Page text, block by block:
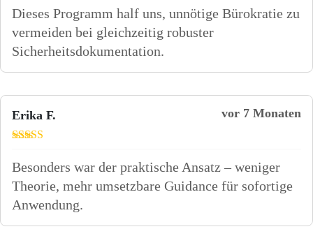
5von 5
Dieses Programm half uns, unnötige Bürokratie zu
vermeiden bei gleichzeitig robuster
Sicherheitsdokumentation.
Erika F.
5von 5
vor 7 Monaten
Besonders war der praktische Ansatz – weniger
Theorie, mehr umsetzbare Guidance für sofortige
Anwendung.